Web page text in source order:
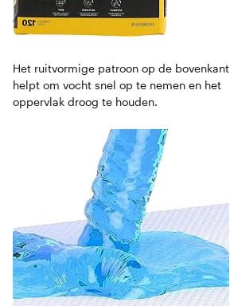
Het ruitvormige patroon op de bovenkant
helpt om vocht snel op te nemen en het
oppervlak droog te houden.